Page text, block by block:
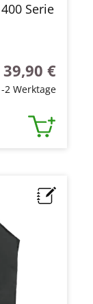
Serie
Regulärer Preis:
39,90 €
2 Werktage